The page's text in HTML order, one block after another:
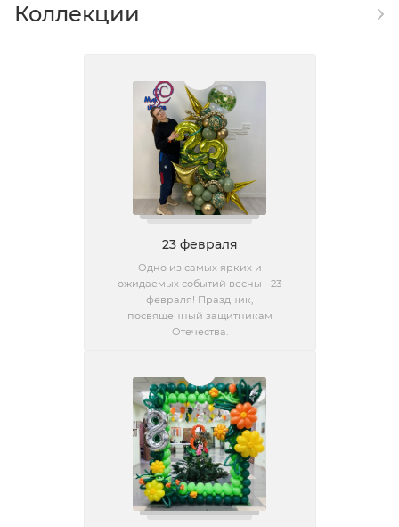
Коллекции
23 февраля
Одно из самых ярких и
ожидаемых событий весны - 23
февраля! Праздник,
посвященный защитникам
Отечества.